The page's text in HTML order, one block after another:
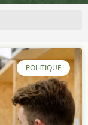
POLITIQUE